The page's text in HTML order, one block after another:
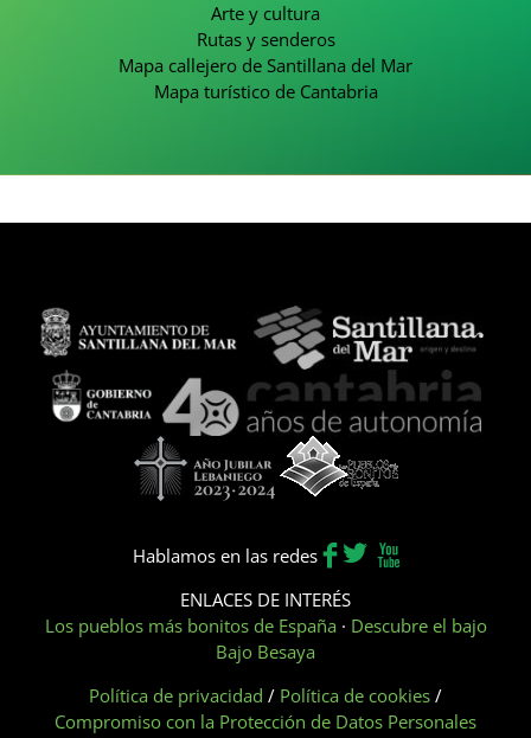
Arte y cultura
Rutas y senderos
Mapa callejero de Santillana del Mar
Mapa turístico de Cantabria
Hablamos en las redes
ENLACES DE INTERÉS
Los pueblos más bonitos de España · Descubre el bajo
Bajo Besaya
Política de privacidad / Política de cookies /
Compromiso con la Protección de Datos Personales